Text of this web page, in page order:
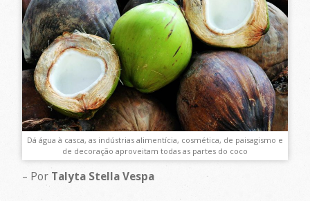
Dá água à casca, as indústrias alimentícia, cosmética, de paisagismo e
de decoração aproveitam todas as partes do coco
– Por Talyta Stella Vespa